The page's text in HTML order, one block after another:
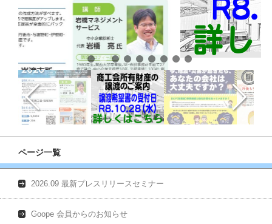
ページ一覧
2026.09 最新プレスリリースセミナー
Goope 会員からのお知らせ